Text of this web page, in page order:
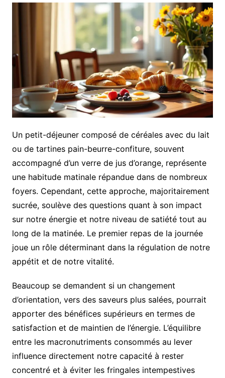
Un petit-déjeuner composé de céréales avec du lait
ou de tartines pain-beurre-confiture, souvent
accompagné d’un verre de jus d’orange, représente
une habitude matinale répandue dans de nombreux
foyers. Cependant, cette approche, majoritairement
sucrée, soulève des questions quant à son impact
sur notre énergie et notre niveau de satiété tout au
long de la matinée. Le premier repas de la journée
joue un rôle déterminant dans la régulation de notre
appétit et de notre vitalité.
Beaucoup se demandent si un changement
d’orientation, vers des saveurs plus salées, pourrait
apporter des bénéfices supérieurs en termes de
satisfaction et de maintien de l’énergie. L’équilibre
entre les macronutriments consommés au lever
influence directement notre capacité à rester
concentré et à éviter les fringales intempestives